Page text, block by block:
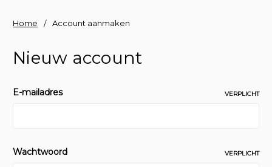
Home Account aanmaken
Nieuw account
E-mailadres VERPLICHT
Wachtwoord VERPLICHT